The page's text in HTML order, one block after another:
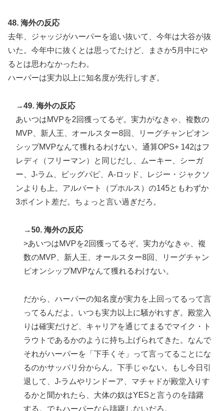
48. 海外の反応
去年、ジャッジがハーパーを追い抜いて、今年は大谷が抜
いた。今年中に抜くとは思ってたけど、まさか5月中にや
るとは思わなかったわ。
ハーパーは実力以上に知名度が先行しすぎ。
→49. 海外の反応
あいつはMVPを2回獲ってるぞ。実力がなきゃ、複数の
MVP、新人王、オールスター8回、リーグチャンピオン
シップMVPなんて獲れるわけない。通算OPS+ 142はフ
レディ（フリーマン）と同じだし、ムーキー、シーガ
ー、J-ラム、ビッグパピ、A-ロッド、レジー・ジャクソ
ンよりも上。アルバート（プホルス）の145ともわずか
3ポイント差だ。ちょっと言い過ぎだろ。
→50. 海外の反応
>あいつはMVPを2回獲ってるぞ。実力がなきゃ、複
数のMVP、新人王、オールスター8回、リーグチャン
ピオンシップMVPなんて獲れるわけない。
だから、ハーパーの知名度が実力を上回ってるって言
ってるんだよ。いつも実力以上に騒がれすぎ。殿堂入
りは確実だけど、キャリアを通じてまるでマイク・ト
ラウトであるかのように持ち上げられてきた。なんで
それがハーパーを「下手くそ」って言ってることにな
るのかサッパリ分からん。下手じゃない。もし今日引
退して、J-ラムやリンドーア、マチャドが殿堂入りす
るかと聞かれたら、大体の奴はYESと言うのを躊躇
する。でもハーパーなら躊躇しないだろ。